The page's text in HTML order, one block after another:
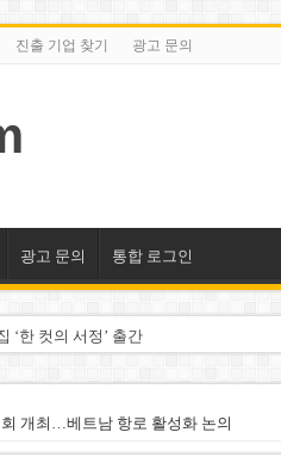
진출 기업 찾기 광고 문의
광고 문의 통합 로그인
‘한 컷의 서정’ 출간
개월 조기 달성 자신”
권 불신임 압박 직면
개최…베트남 항로 활성화 논의